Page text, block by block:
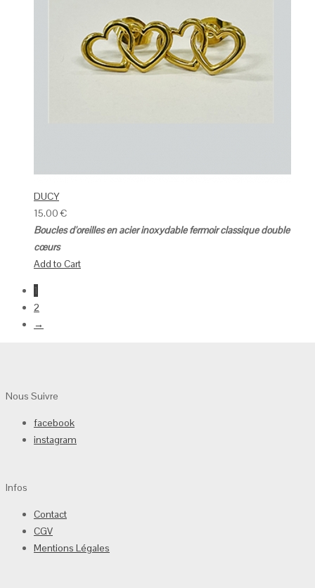
DUCY
15.00€
Boucles d'oreilles en acier inoxydable fermoir classique double
cœurs
Add to Cart
1
2
→
Nous Suivre
facebook
instagram
Infos
Contact
CGV
Mentions Légales